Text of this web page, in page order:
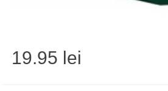
19.95 lei